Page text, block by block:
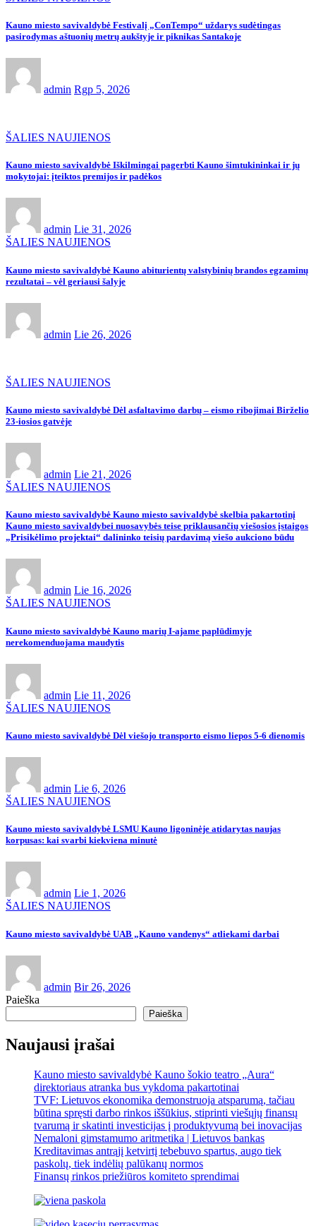
Kauno miesto savivaldybė Festivalį „ConTempo“ uždarys sudėtingas
pasirodymas aštuonių metrų aukštyje ir piknikas Santakoje
admin Rgp 5, 2026
ŠALIES NAUJIENOS
Kauno miesto savivaldybė Iškilmingai pagerbti Kauno šimtukininkai ir jų
mokytojai: įteiktos premijos ir padėkos
admin Lie 31, 2026
ŠALIES NAUJIENOS
Kauno miesto savivaldybė Kauno abiturientų valstybinių brandos egzaminų
rezultatai – vėl geriausi šalyje
admin Lie 26, 2026
ŠALIES NAUJIENOS
Kauno miesto savivaldybė Dėl asfaltavimo darbų – eismo ribojimai Birželio
23-iosios gatvėje
admin Lie 21, 2026
ŠALIES NAUJIENOS
Kauno miesto savivaldybė Kauno miesto savivaldybė skelbia pakartotinį
Kauno miesto savivaldybei nuosavybės teise priklausančių viešosios įstaigos
„Prisikėlimo projektai“ dalininko teisių pardavimą viešo aukciono būdu
admin Lie 16, 2026
ŠALIES NAUJIENOS
Kauno miesto savivaldybė Kauno marių I-ajame paplūdimyje
nerekomenduojama maudytis
admin Lie 11, 2026
ŠALIES NAUJIENOS
Kauno miesto savivaldybė Dėl viešojo transporto eismo liepos 5-6 dienomis
admin Lie 6, 2026
ŠALIES NAUJIENOS
Kauno miesto savivaldybė LSMU Kauno ligoninėje atidarytas naujas
korpusas: kai svarbi kiekviena minutė
admin Lie 1, 2026
ŠALIES NAUJIENOS
Kauno miesto savivaldybė UAB „Kauno vandenys“ atliekami darbai
admin Bir 26, 2026
Paieška
Paieška
Naujausi įrašai
Kauno miesto savivaldybė Kauno šokio teatro „Aura“
direktoriaus atranka bus vykdoma pakartotinai
TVF: Lietuvos ekonomika demonstruoja atsparumą, tačiau
būtina spręsti darbo rinkos iššūkius, stiprinti viešųjų finansų
tvarumą ir skatinti investicijas į produktyvumą bei inovacijas
Nemaloni gimstamumo aritmetika | Lietuvos bankas
Kreditavimas antrąjį ketvirtį tebebuvo spartus, augo tiek
paskolų, tiek indėlių palūkanų normos
Finansų rinkos priežiūros komiteto sprendimai